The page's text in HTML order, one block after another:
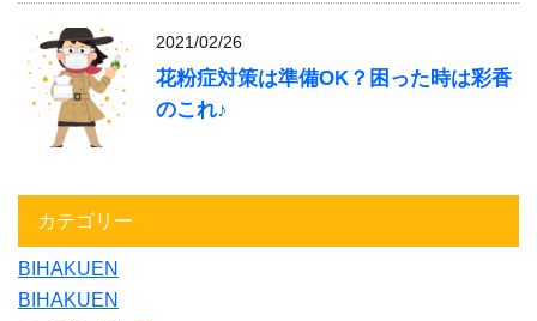
2021/02/26
花粉症対策は準備OK？困った時は彩香
のこれ♪
カテゴリー
BIHAKUEN
BIHAKUEN